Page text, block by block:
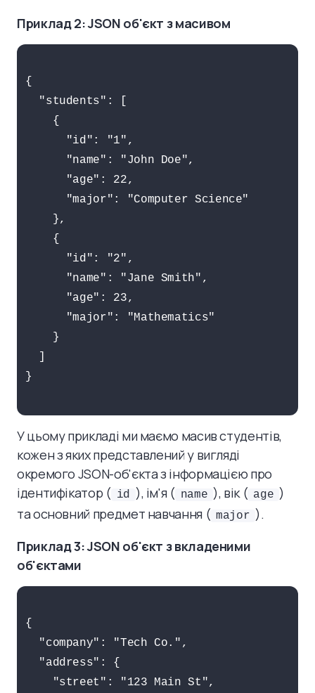
Приклад 2: JSON об'єкт з масивом
{
  "students": [
    {
      "id": "1",
      "name": "John Doe",
      "age": 22,
      "major": "Computer Science"
    },
    {
      "id": "2",
      "name": "Jane Smith",
      "age": 23,
      "major": "Mathematics"
    }
}
У цьому прикладі ми маємо масив студентів,
кожен з яких представлений у вигляді
окремого JSON-об'єкта з інформацією про
ідентифікатор ( id ), ім'я ( name ), вік ( age )
та основний предмет навчання ( major ).
Приклад 3: JSON об'єкт з вкладеними
об'єктами
{
  "company": "Tech Co.",
  "address": {
    "street": "123 Main St",